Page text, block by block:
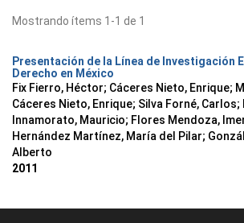
Mostrando ítems 1-1 de 1
Presentación de la Línea de Investigación
Derecho en México
Fix Fierro, Héctor; Cáceres Nieto, Enrique;
Cáceres Nieto, Enrique; Silva Forné, Carlos;
Innamorato, Mauricio; Flores Mendoza,
Hernández Martínez, María del Pilar;
Alberto
2011